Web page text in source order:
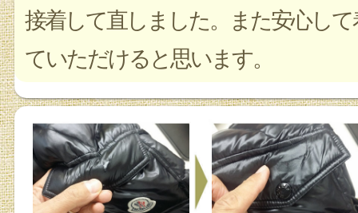
接着して直しました。また安心して
ていただけると思います。